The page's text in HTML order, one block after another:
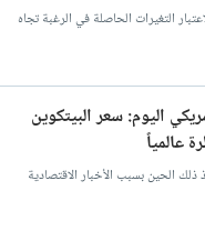
التغيرات الحاصلة في الرغبة تجاه
اليوم: سعر البيتكوين
عالمياً
ذلك الحين بسبب الأخبار الاقتصادية